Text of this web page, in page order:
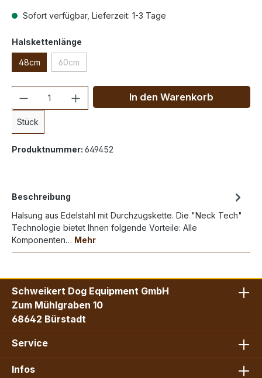
Sofort verfügbar, Lieferzeit: 1-3 Tage
Halskettenlänge
48cm 60cm
Anzahl
Stück
In den Warenkorb
Produktnummer: 649452
Beschreibung
Halsung aus Edelstahl mit Durchzugskette. Die "Neck Tech"
Technologie bietet Ihnen folgende Vorteile: Alle
Komponenten… Mehr
Schweikert Dog Equipment GmbH
Zum Mühlgraben 10
68642 Bürstadt
Service
Infos